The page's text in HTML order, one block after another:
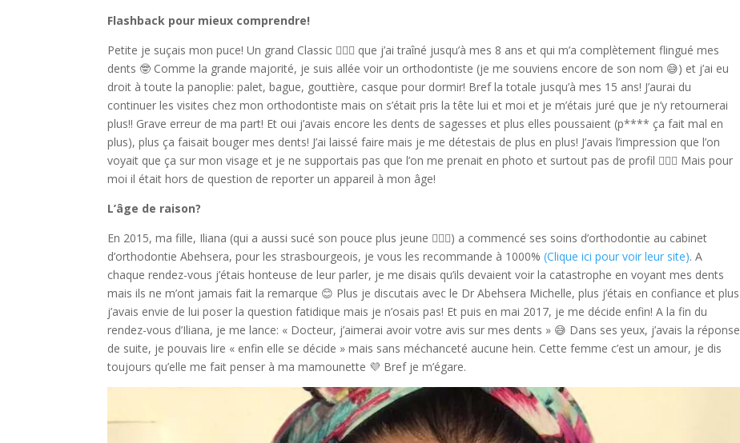
Flashback pour mieux comprendre!
Petite je suçais mon puce! Un grand Classic 🤦🏻‍♀️ que j’ai traîné jusqu’à mes 8 ans et qui m’a complètement flingué mes
dents 🤓 Comme la grande majorité, je suis allée voir un orthodontiste (je me souviens encore de son nom 😅) et j’ai eu
droit à toute la panoplie: palet, bague, gouttière, casque pour dormir! Bref la totale jusqu’à mes 15 ans! J’aurai du
continuer les visites chez mon orthodontiste mais on s’était pris la tête lui et moi et je m’étais juré que je n’y retournerai
plus!! Grave erreur de ma part! Et oui j’avais encore les dents de sagesses et plus elles poussaient (p**** ça fait mal en
plus), plus ça faisait bouger mes dents! J’ai laissé faire mais je me détestais de plus en plus! J’avais l’impression que l’on
voyait que ça sur mon visage et je ne supportais pas que l’on me prenait en photo et surtout pas de profil 🤦🏻‍♀️ Mais pour
moi il était hors de question de reporter un appareil à mon âge!
L’âge de raison?
En 2015, ma fille, Iliana (qui a aussi sucé son pouce plus jeune 🤦🏻‍♀️) a commencé ses soins d’orthodontie au cabinet
d’orthodontie Abehsera, pour les strasbourgeois, je vous les recommande à 1000%(Clique ici pour voir leur site). A
chaque rendez-vous j’étais honteuse de leur parler, je me disais qu’ils devaient voir la catastrophe en voyant mes dents
mais ils ne m’ont jamais fait la remarque 😊 Plus je discutais avec le Dr Abehsera Michelle, plus j’étais en confiance et plus
j’avais envie de lui poser la question fatidique mais je n’osais pas! Et puis en mai 2017, je me décide enfin! A la fin du
rendez-vous d’Iliana, je me lance: « Docteur, j’aimerai avoir votre avis sur mes dents » 😅 Dans ses yeux, j’avais la réponse
de suite, je pouvais lire « enfin elle se décide » mais sans méchanceté aucune hein. Cette femme c’est un amour, je dis
toujours qu’elle me fait penser à ma mamounette 💜 Bref je m’égare.